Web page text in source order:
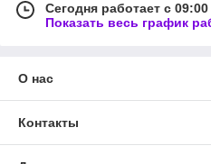
Сегодня работает с
Показать весь график
О нас
Контакты